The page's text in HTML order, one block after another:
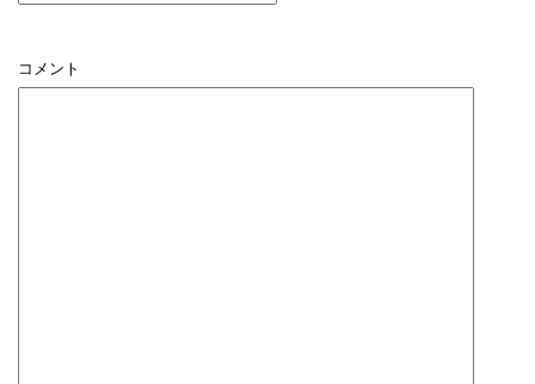
コメント